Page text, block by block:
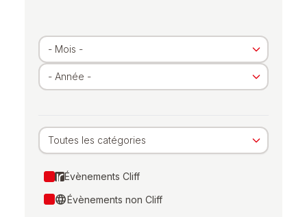
Toutes les catégories
Évènements Cliff
languageÉvènements non Cliff